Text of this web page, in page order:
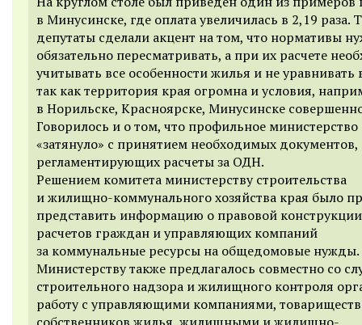
в Минусинске, где оплата увеличилась в 2,19 раза.
депутаты сделали акцент на том, что нормативы
обязательно пересматривать, а при их расчете
учитывать все особенности жилья и не уравнивать
так как территория края огромна и условия,
в Норильске, Красноярске, Минусинске
Говорилось и о том, что профильное министерство
«затянуло» с принятием необходимых документов,
регламентирующих расчеты за ОДН.
Решением комитета министерству строительства
и жилищно-коммунального хозяйства края было
представить информацию о правовой
расчетов граждан и управляющих компаний
за коммунальные ресурсы на общедомовые нужды.
Министерству также предлагалось совместно со
строительного надзора и жилищного контроля
работу с управляющими компаниями,